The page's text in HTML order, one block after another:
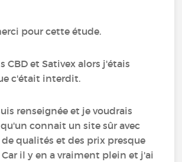
pour cette étude.
CBD et Sativex alors j'étais
c'était interdit.
renseignée et je voudrais
connait un site sûr avec
qualités et des prix presque
Car il y en a vraiment plein et j'ai